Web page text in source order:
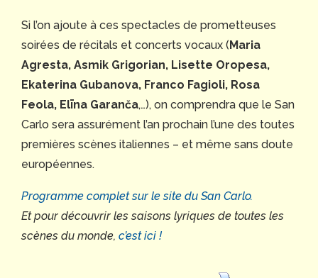
Si l’on ajoute à ces spectacles de prometteuses
soirées de récitals et concerts vocaux ( Maria
Agresta, Asmik Grigorian, Lisette Oropesa,
Ekaterina Gubanova, Franco Fagioli, Rosa
Feola, Elīna Garanča,…), on comprendra que le San
Carlo sera assurément l’an prochain l’une des toutes
premières scènes italiennes – et même sans doute
européennes.
Programme complet sur le site du San Carlo.
Et pour découvrir les saisons lyriques de toutes les
scènes du monde, c’est ici !